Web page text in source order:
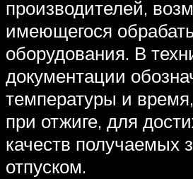
производителей,
имеющегося
оборудования. В
документации
температуры и
при отжиге, для
качеств получаемых
отпуском.